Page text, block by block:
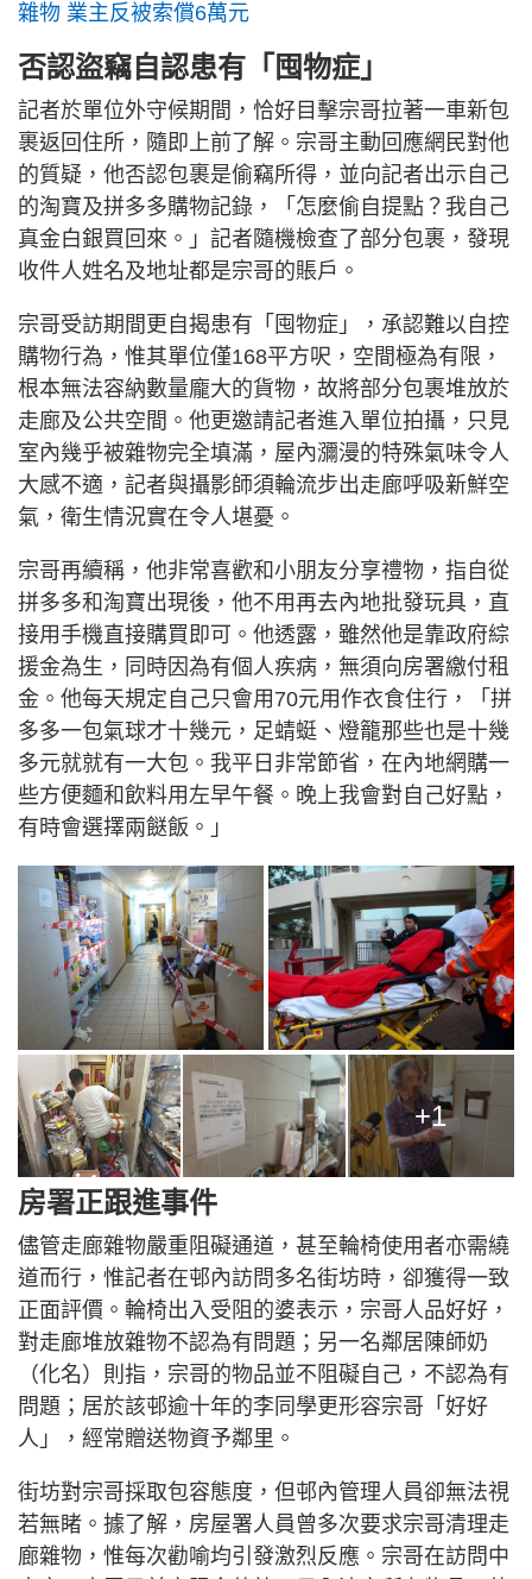
雜物 業主反被索償6萬元
否認盜竊自認患有「囤物症」
記者於單位外守候期間，恰好目擊宗哥拉著一車新包
裹返回住所，隨即上前了解。宗哥主動回應網民對他
的質疑，他否認包裹是偷竊所得，並向記者出示自己
的淘寶及拼多多購物記錄，「怎麼偷自提點？我自己
真金白銀買回來。」記者隨機檢查了部分包裹，發現
收件人姓名及地址都是宗哥的賬戶。
宗哥受訪期間更自揭患有「囤物症」，承認難以自控
購物行為，惟其單位僅168平方呎，空間極為有限，
根本無法容納數量龐大的貨物，故將部分包裹堆放於
走廊及公共空間。他更邀請記者進入單位拍攝，只見
室內幾乎被雜物完全填滿，屋內瀰漫的特殊氣味令人
大感不適，記者與攝影師須輪流步出走廊呼吸新鮮空
氣，衛生情況實在令人堪憂。
宗哥再續稱，他非常喜歡和小朋友分享禮物，指自從
拼多多和淘寶出現後，他不用再去內地批發玩具，直
接用手機直接購買即可。他透露，雖然他是靠政府綜
援金為生，同時因為有個人疾病，無須向房署繳付租
金。他每天規定自己只會用70元用作衣食住行，「拼
多多一包氣球才十幾元，足蜻蜓、燈籠那些也是十幾
多元就就有一大包。我平日非常節省，在內地網購一
些方便麵和飲料用左早午餐。晚上我會對自己好點，
有時會選擇兩餸飯。」
+1
房署正跟進事件
儘管走廊雜物嚴重阻礙通道，甚至輪椅使用者亦需繞
道而行，惟記者在邨內訪問多名街坊時，卻獲得一致
正面評價。輪椅出入受阻的婆表示，宗哥人品好好，
對走廊堆放雜物不認為有問題；另一名鄰居陳師奶
（化名）則指，宗哥的物品並不阻礙自己，不認為有
問題；居於該邨逾十年的李同學更形容宗哥「好好
人」，經常贈送物資予鄰里。
街坊對宗哥採取包容態度，但邨內管理人員卻無法視
若無睹。據了解，房屋署人員曾多次要求宗哥清理走
廊雜物，惟每次勸喻均引發激烈反應。宗哥在訪問中